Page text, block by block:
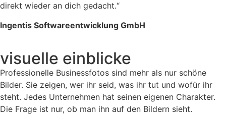
direkt wieder an dich gedacht.“
Ingentis Softwareentwicklung GmbH
visuelle einblicke
Professionelle Businessfotos sind mehr als nur schöne
Bilder. Sie zeigen, wer ihr seid, was ihr tut und wofür ihr
steht. Jedes Unternehmen hat seinen eigenen Charakter.
Die Frage ist nur, ob man ihn auf den Bildern sieht.